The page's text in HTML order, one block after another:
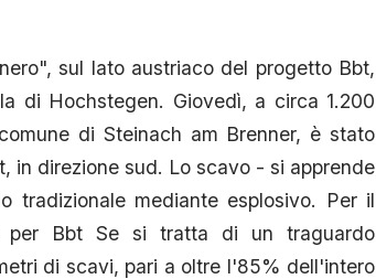
sul lato austriaco del progetto Bbt,
di Hochstegen. Giovedì, a circa 1.200
di Steinach am Brenner, è stato
in direzione sud. Lo scavo - si apprende
mediante esplosivo. Per il
per Bbt Se si tratta di un traguardo
di scavi, pari a oltre l'85% dell'intero